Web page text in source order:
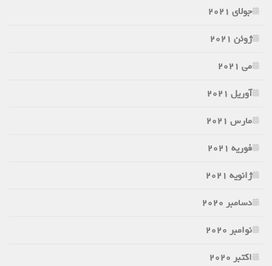
جولای 2021
ژوئن 2021
می 2021
آوریل 2021
مارس 2021
فوریه 2021
ژانویه 2021
دسامبر 2020
نوامبر 2020
اکتبر 2020